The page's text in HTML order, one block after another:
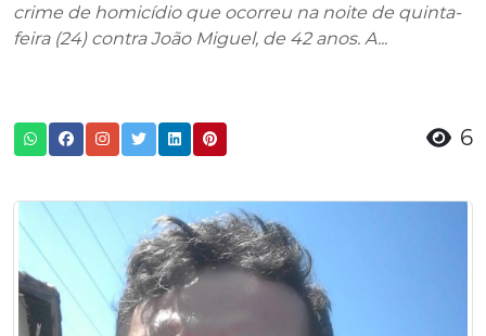
crime de homicídio que ocorreu na noite de quinta-
feira (24) contra João Miguel, de 42 anos. A...
6